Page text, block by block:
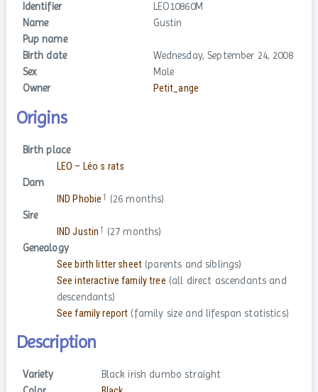
Identifier
LEO10860M
Name
Gustin
Pup name
Birth date
Wednesday, September 24, 2008
Sex
Male
Owner
Petit_ange
Origins
Birth place
LEO – Léo s rats
Dam
IND Phobie † (26 months)
Sire
IND Justin † (27 months)
Genealogy
See birth litter sheet (parents and siblings)
See interactive family tree (all direct ascendants and
descendants)
See family report (family size and lifespan statistics)
Description
Variety
Black irish dumbo straight